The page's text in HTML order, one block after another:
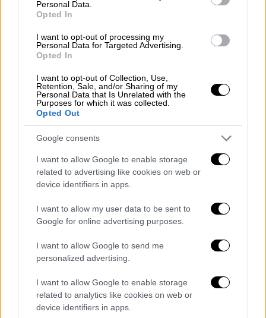
Personal Data.
Opted In
I want to opt-out of processing my
Personal Data for Targeted Advertising.
Opted In
I want to opt-out of Collection, Use,
Retention, Sale, and/or Sharing of my
Personal Data that Is Unrelated with the
Purposes for which it was collected.
Opted Out
Google consents
I want to allow Google to enable storage
related to advertising like cookies on web or
device identifiers in apps.
I want to allow my user data to be sent to
Google for online advertising purposes.
I want to allow Google to send me
personalized advertising.
I want to allow Google to enable storage
related to analytics like cookies on web or
device identifiers in apps.
Εδιμβούργου και οι συνεργάτες του
των αντίστοιχων πιθήκων και διαπίστωσαν
πως υπήρχαν τρία ξεχωριστά είδη:
Το ένα, το οποίο οι ειδικοί αποκαλούν P.
Celatum, είναι ευρέως διαδεδομένο στους
χιμπατζήδες και τους γορίλες, αλλά παρά
την εμφάνισή του, δεν μοιάζει τόσο γενετικά
με τις ανθρώπινες ποικιλίες. Ωστόσο, το
άλλο είναι πολύ πιο κοντά και ονομάζεται P.
malariae-like.
Η σύγκριση μεταξύ P. Malariae-like και P.
Malariae επέτρεψε στους επιστήμονες να
παρασίτου. Τότε, κατέληξαν στο
συμπέρασμα ότι το P. Malariae εξελίχθηκε
από ένα παράσιτο που μολύνει τους
πιθήκους σε ένα παράσιτο που μολύνει τους
ανθρώπους.